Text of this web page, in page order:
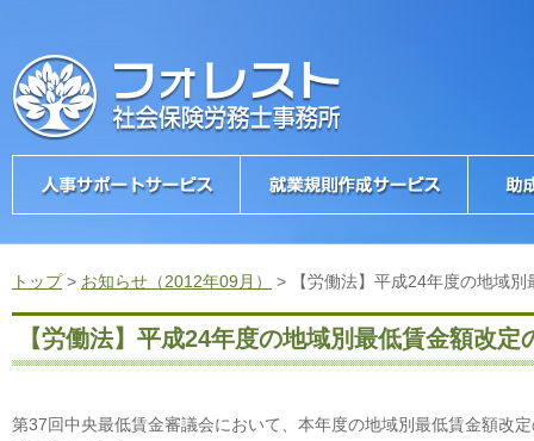
トップ> お知らせ（2012年09月） > 【労働法】平成24年度の地域
【労働法】平成24年度の地域別最低賃金額改
第37回中央最低賃金審議会において、本年度の地域別最低賃金額改